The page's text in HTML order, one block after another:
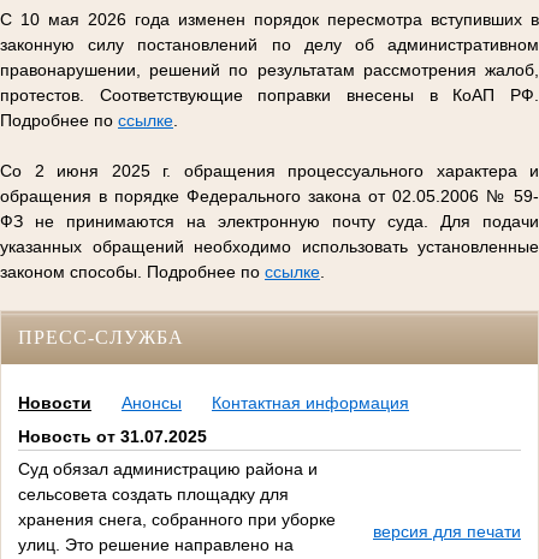
С 10 мая 2026 года изменен порядок пересмотра вступивших в
законную силу постановлений по делу об административном
правонарушении, решений по результатам рассмотрения жалоб,
протестов. Соответствующие поправки внесены в КоАП РФ.
Подробнее по ссылке
Со 2 июня 2025 г. обращения процессуального характера и
обращения в порядке Федерального закона от 02.05.2006 № 59-
ФЗ не принимаются на электронную почту суда. Для подачи
указанных обращений необходимо использовать установленные
законом способы. Подробнее по ссылке
ПРЕСС-СЛУЖБА
Новости Анонсы
Контактная информация
Новость от 31.07.2025
Суд обязал администрацию района и
сельсовета создать площадку для
хранения снега, собранного при уборке
улиц. Это решение направлено на
версия для печати